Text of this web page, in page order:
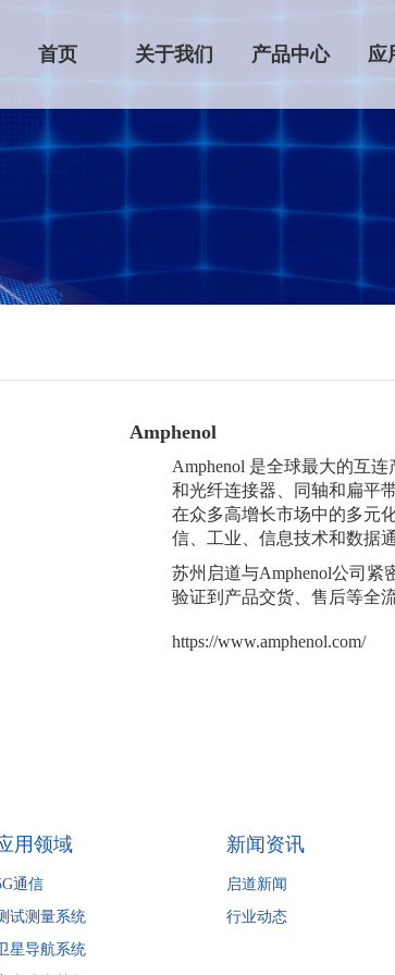
首页 关于我们 产品中心 应
Amphenol
Amphenol 是全球最大的互
和光纤连接器、同轴和扁平
在众多高增长市场中的多元
信、工业、信息技术和数据通
苏州启道与Amphenol公司
验证到产品交货、售后等全
https://www.amphenol.com/
用领域
通信
试测量系统
星导航系统
新闻资讯
启道新闻
行业动态